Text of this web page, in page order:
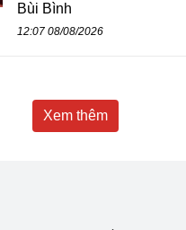
Bùi Bình
12:07 08/08/2026
Xem thêm